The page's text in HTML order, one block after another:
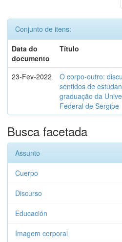
Conjunto de itens:
Data do
documento
Título
23-Fev-2022
O corpo-outro:
sentidos de
graduação da
Federal de Sergipe
Busca facetada
Assunto
Cuerpo
Discurso
Educación
Imagem corporal